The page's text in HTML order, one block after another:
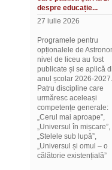
despre educație...
27 iulie 2026
Programele pentru
opționalele de
nivel de liceu au fost
publicate și se aplică
anul școlar 2026-2027.
Patru discipline care
urmăresc aceleași
competențe generale:
„Cerul mai aproape”,
„Universul în mișcare”,
„Stelele sub lupă”,
„Universul și omul – o
călătorie existențială”